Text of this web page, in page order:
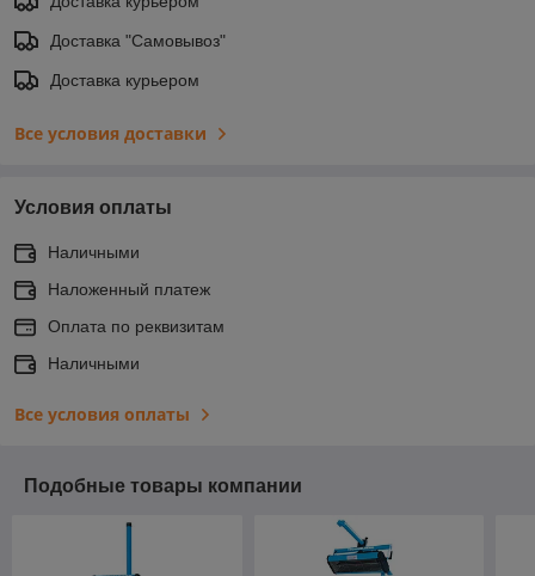
Доставка "Самовывоз"
Доставка курьером
Все условия доставки
Условия оплаты
Наличными
Наложенный платеж
Оплата по реквизитам
Наличными
Все условия оплаты
Подобные товары компании